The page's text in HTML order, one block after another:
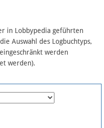
in Lobbypedia geführten
Auswahl des Logbuchtyps,
werden
werden).